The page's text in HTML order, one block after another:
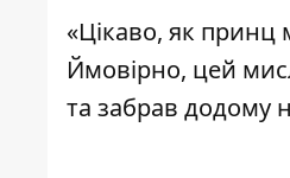
«Цікаво, як принц
Ймовірно, цей
та забрав додому